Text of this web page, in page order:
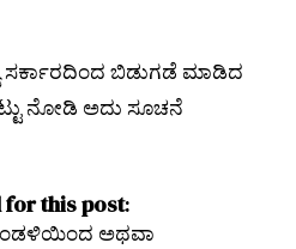
ಸರ್ಕಾರದಿಂದ ಬಿಡುಗಡೆ ಮಾಡಿದ
ನೋಡಿ ಅದು ಸೂಚನೆ
this post:
ಅಥವಾ